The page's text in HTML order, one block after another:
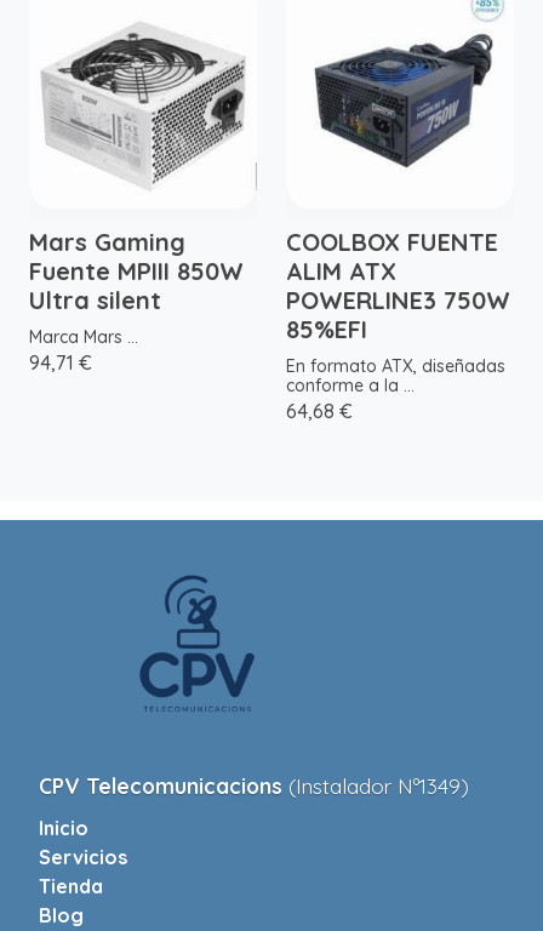
Mars Gaming
Fuente MPIII 850W
Ultra silent
Marca Mars ...
94,71 €
COOLBOX FUENTE
ALIM ATX
POWERLINE3 750W
85%EFI
En formato ATX, diseñadas
conforme a la ...
64,68 €
CPV Telecomunicacions (Instalador Nº1349)
Inicio
Servicios
Tienda
Blog